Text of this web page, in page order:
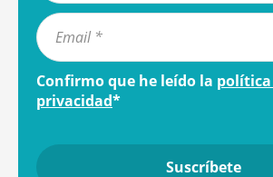
Confirmo que he leído la política
privacidad*